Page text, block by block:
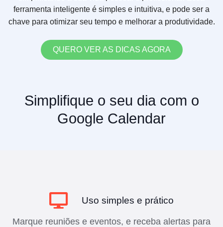
ferramenta inteligente é simples e intuitiva, e pode ser a
chave para otimizar seu tempo e melhorar a produtividade.
QUERO VER AS DICAS AGORA
Simplifique o seu dia com o
Google Calendar
Uso simples e prático
Marque reuniões e eventos, e receba alertas para